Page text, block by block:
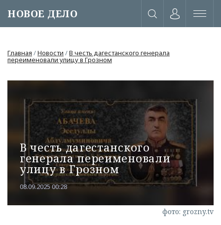
НОВОЕ ДЕЛО
Главная /Новости /В честь дагестанского генерала
переименовали улицу в Грозном
В честь дагестанского
генерала переименовали
улицу в Грозном
08.09.2025 00:28
фото: grozny.tv